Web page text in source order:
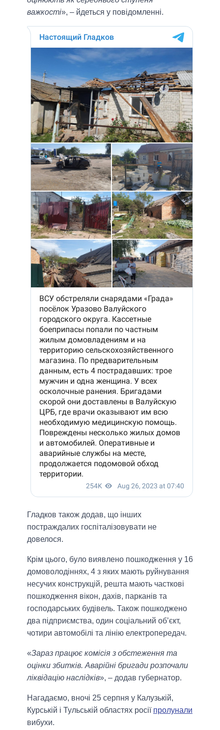
важкості», – йдеться у повідомленні.
Гладков також додав, що інших
постраждалих госпіталізовувати не
довелося.
Крім цього, було виявлено пошкодження у 16
домоволодіннях, 4 з яких мають руйнування
несучих конструкцій, решта мають часткові
пошкодження вікон, дахів, парканів та
господарських будівель. Також пошкоджено
два підприємства, один соціальний об’єкт,
чотири автомобілі та лінію електропередач.
«Зараз працює комісія з обстеження та
оцінки збитків. Аварійні бригади розпочали
ліквідацію наслідків», – додав губернатор.
Нагадаємо, вночі 25 серпня у Калузькій,
Курській і Тульській областях росії пролунали
вибухи.